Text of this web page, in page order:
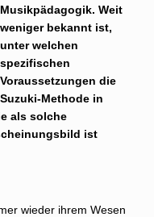
Musikpädagogik. Weit
weniger bekannt ist,
unter welchen
spezifischen
Voraussetzungen die
Suzuki-Methode in
als solche
ist
wieder ihrem Wesen